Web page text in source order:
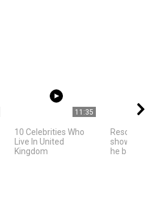
11:35
10 Celebrities Who
Live In United
Kingdom
Rescued
shows
he bathes